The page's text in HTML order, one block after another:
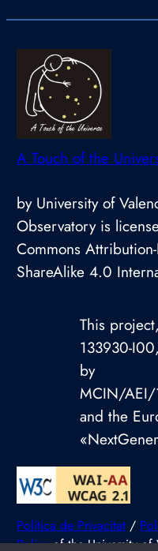
A Touch of the
by University of
Observatory is
Commons
ShareAlike 4.0
This
133930-
by
MCIN/
and the
Política de Privacitat /
Policyof the University of